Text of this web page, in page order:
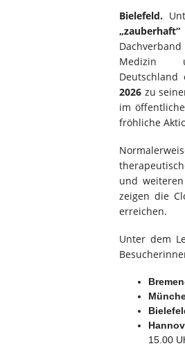
Bielefeld.
„zauberhaft“
Medizin
Deutschland
2026 zu
im
fröhliche
und
zeigen die
erreichen.
Unter dem
15.00